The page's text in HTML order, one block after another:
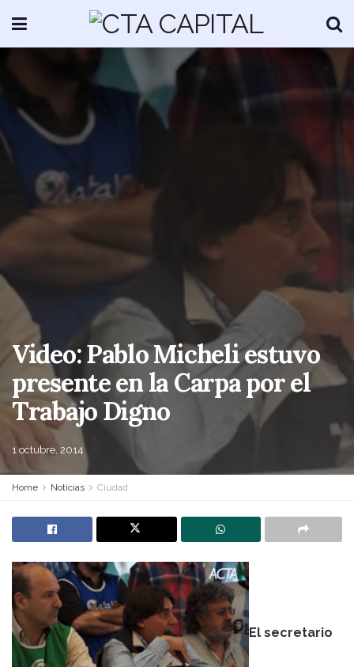
Video: Pablo Micheli estuvo
presente en la Carpa por el
Trabajo Digno
1 octubre, 2014
Home Noticias Ciudad
El secretario